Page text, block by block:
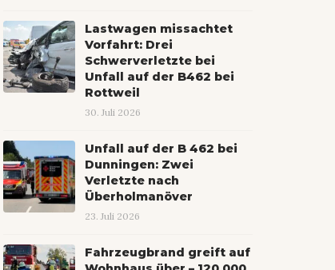
Lastwagen missachtet
Vorfahrt: Drei
Schwerverletzte bei
Unfall auf der B462 bei
Rottweil
30. Juli 2026
Unfall auf der B 462 bei
Dunningen: Zwei
Verletzte nach
Überholmanöver
23. Juli 2026
Fahrzeugbrand greift auf